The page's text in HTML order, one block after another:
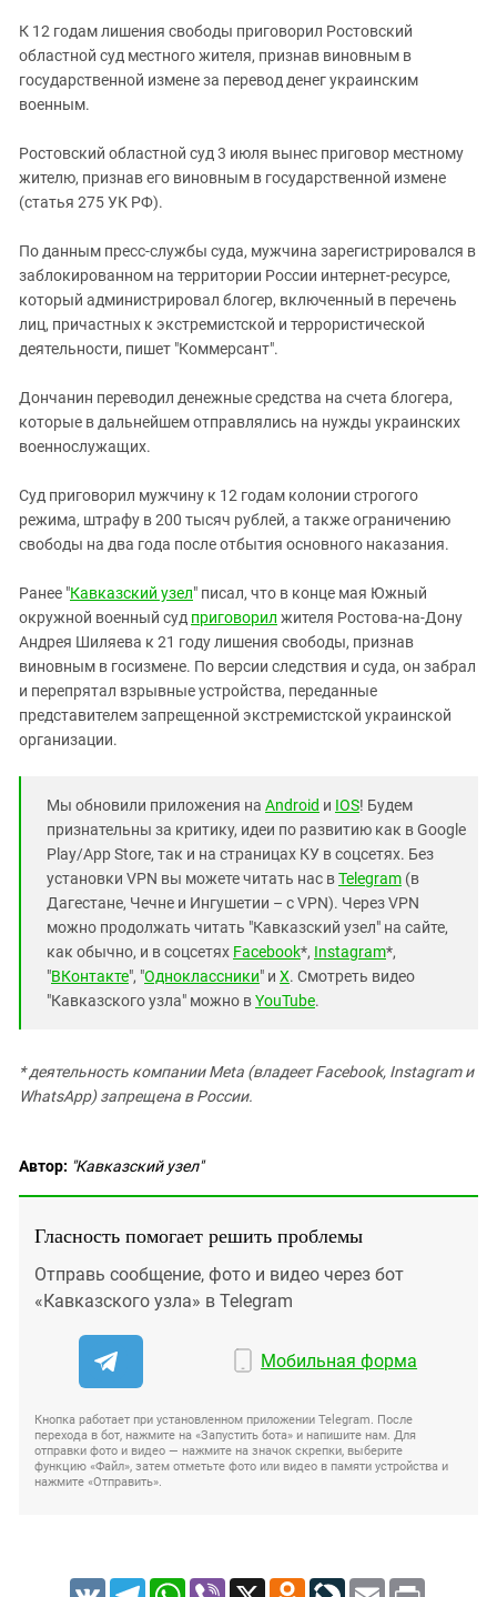
КАВКАЗ ЗА ПАЛЕСТИНУ
ИНАКОМЫСЛИЕ В ЧЕЧНЕ
ПРЕСЛЕДОВАНИЕ АКТИВИСТОВ
Ингушетия
Кабардино-Балкария
Карачаево-Черкесия
Краснодарский край
Российская Федерация
Ростовская область
Северная Осетия - Алания
Ставропольский край
Чечня
Южный Кавказ
ЮФО
К 12 годам лишения свободы приговорил Ростовский
областной суд местного жителя, признав виновным в
государственной измене за перевод денег украинским
военным.
Ростовский областной суд 3 июля вынес приговор местному
жителю, признав его виновным в государственной измене
(статья 275 УК РФ).
По данным пресс-службы суда, мужчина зарегистрировался в
заблокированном на территории России интернет-ресурсе,
который администрировал блогер, включенный в перечень
лиц, причастных к экстремистской и террористической
деятельности, пишет "Коммерсант".
Дончанин переводил денежные средства на счета блогера,
которые в дальнейшем отправлялись на нужды украинских
военнослужащих.
Суд приговорил мужчину к 12 годам колонии строгого
режима, штрафу в 200 тысяч рублей, а также ограничению
свободы на два года после отбытия основного наказания.
Ранее "Кавказский узел" писал, что в конце мая Южный
окружной военный суд приговорил жителя Ростова-на-Дону
Андрея Шиляева к 21 году лишения свободы, признав
виновным в госизмене. По версии следствия и суда, он забрал
и перепрятал взрывные устройства, переданные
представителем запрещенной экстремистской украинской
организации.
Мы обновили приложения на Android и IOS! Будем
признательны за критику, идеи по развитию как в Google
Play/App Store, так и на страницах КУ в соцсетях. Без
установки VPN вы можете читать нас вTelegram (в
Дагестане, Чечне и Ингушетии – с VPN). Через VPN
можно продолжать читать "Кавказский узел" на сайте,
как обычно, и в соцсетях Facebook*, Instagram*,
"ВКонтакте", "Одноклассники" и X. Смотреть видео
"Кавказского узла" можно вYouTube.
* деятельность компании Meta (владеет Facebook, Instagram и
WhatsApp) запрещена в России.
Автор: "Кавказский узел"
Гласность помогает решить проблемы
Отправь сообщение, фото и видео через бот
«Кавказского узла» в Telegram
Мобильная форма
Кнопка работает при установленном приложении Telegram. После
перехода в бот, нажмите на «Запустить бота» и напишите нам. Для
отправки фото и видео — нажмите на значок скрепки, выберите
функцию «Файл», затем отметьте фото или видео в памяти устройства и
нажмите «Отправить».
VK TelegramWhatsApp
Viber X Odnoklassniki
LiveJournal
Email Print